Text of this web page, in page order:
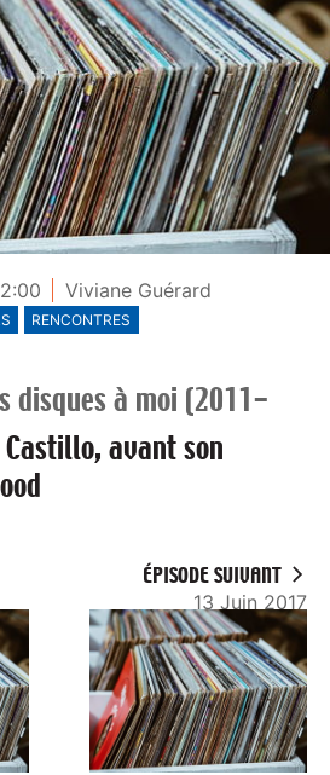
Viviane Guérard
RENCONTRES
disques à moi (2011-
avant son
ÉPISODE SUIVANT
13 Juin 2017